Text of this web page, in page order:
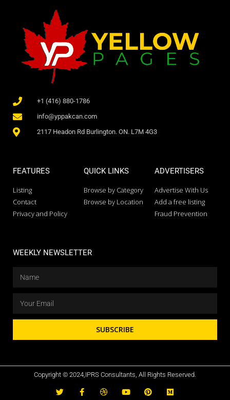
+1 (416) 880-1786
info@yppakcan.com
2117 Headon Rd Burlington. ON. L7M 4G3
FEATURES
Listing
Contact
Privacy and Policy
QUICK LINKS
Browse by Category
Browse by Location
ADVERTISERS
Advertise With Us
Add a free listing
Fraud Prevention
WEEKLY NEWSLETTER
SUBSCRIBE
Copyright © 2024,IPRS Consultants, All Rights Reserved.